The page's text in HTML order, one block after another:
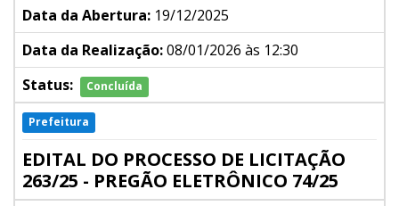
Data da Abertura: 19/12/2025
Data da Realização:08/01/2026 às 12:30
Status:
Concluída
Prefeitura
EDITAL DO PROCESSO DE LICITAÇÃO
263/25 - PREGÃO ELETRÔNICO 74/25